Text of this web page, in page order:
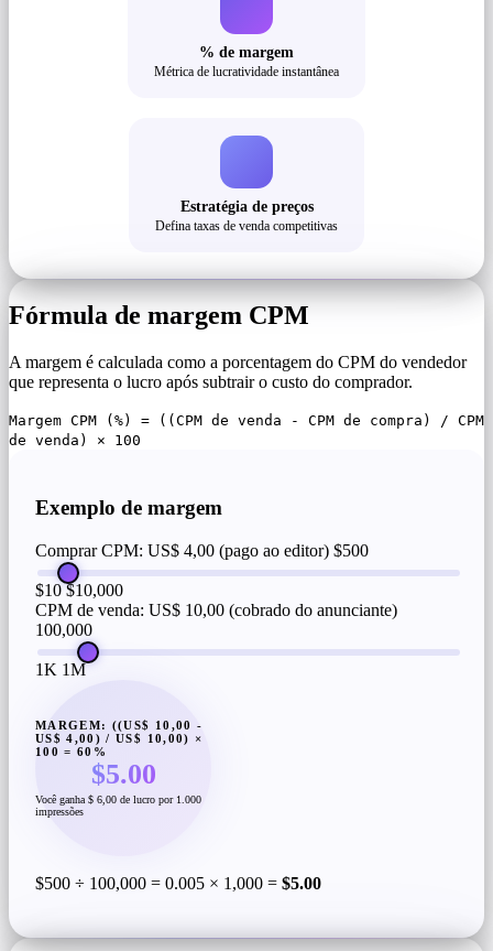
% de margem
Métrica de lucratividade instantânea
Estratégia de preços
Defina taxas de venda competitivas
Fórmula de margem CPM
A margem é calculada como a porcentagem do CPM do vendedor
que representa o lucro após subtrair o custo do comprador.
Margem CPM (%) = ((CPM de venda - CPM de compra) / CPM
de venda) × 100
Exemplo de margem
Comprar CPM: US$ 4,00 (pago ao editor) $500
$10 $10,000
CPM de venda: US$ 10,00 (cobrado do anunciante)
100,000
1K 1M
MARGEM: ((US$ 10,00 -
US$ 4,00) / US$ 10,00) ×
100 = 60%
$5.00
Você ganha $ 6,00 de lucro por 1.000
impressões
$500 ÷ 100,000 = 0.005 × 1,000 = $5.00